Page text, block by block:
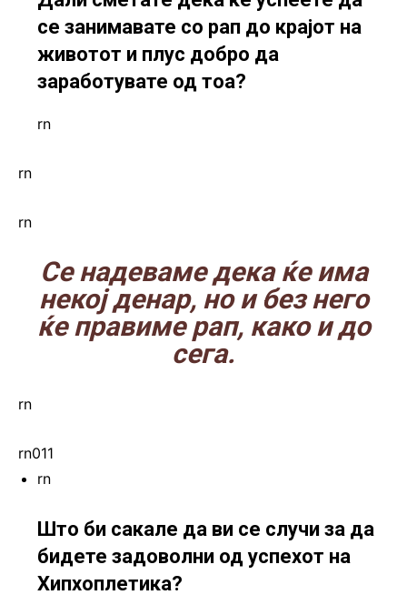
се занимавате со рап до крајот на
животот и плус добро да
заработувате од тоа?
rn
rn
rn
Се надеваме дека ќе има
некој денар, но и без него
ќе правиме рап, како и до
сега.
rn
rn011
rn
Што би сакале да ви се случи за да
бидете задоволни од успехот на
Хипхоплетика?